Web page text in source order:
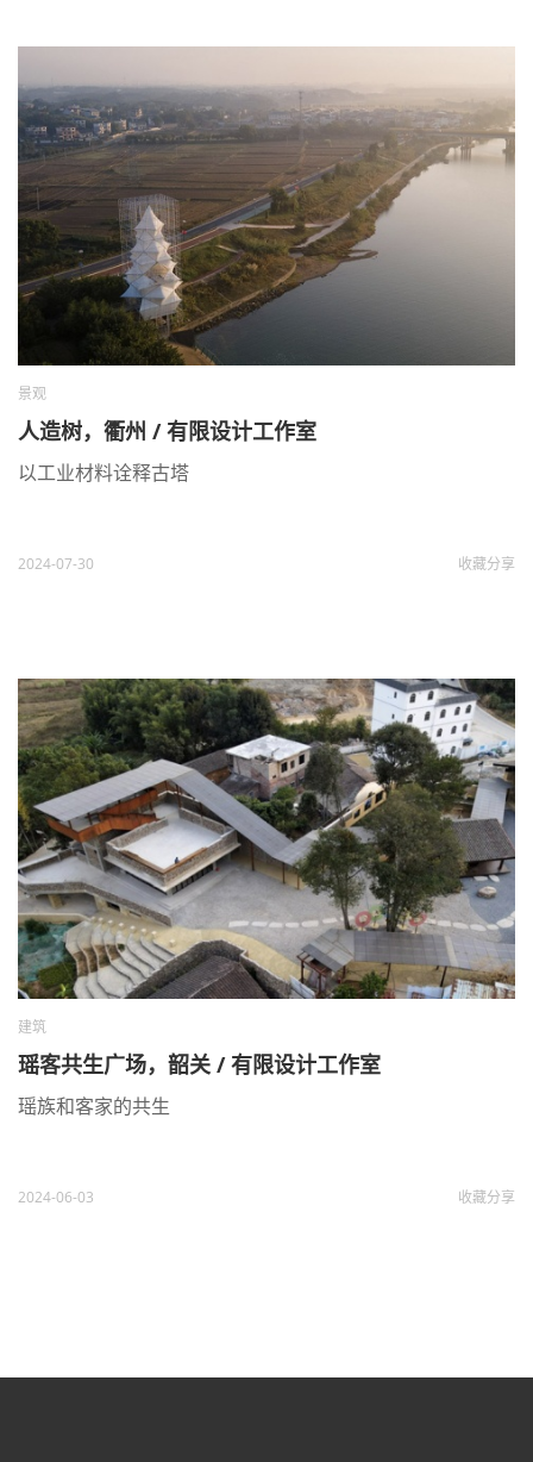
景观
人造树，衢州 / 有限设计工作室
以工业材料诠释古塔
2024-07-30 收藏分享
建筑
瑶客共生广场，韶关 / 有限设计工作室
瑶族和客家的共生
2024-06-03 收藏分享